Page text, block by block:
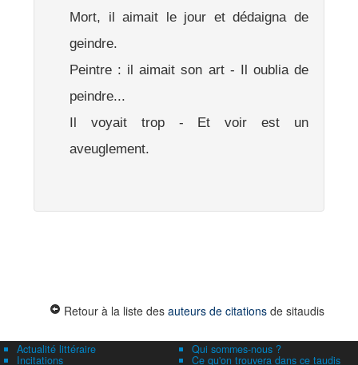
Mort, il aimait le jour et dédaigna de
geindre.
Peintre : il aimait son art - Il oublia de
peindre...
Il voyait trop - Et voir est un
aveuglement.
Retour à la liste des auteurs de citations de sitaudis
Actualité littéraire
Incitations
Qui sommes-nous ?
Ce qu'on trouvera dans ce taudis